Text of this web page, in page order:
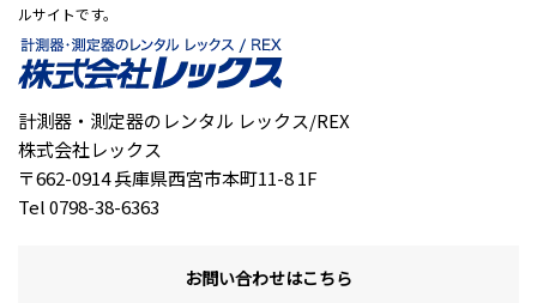
ルサイトです。
計測器・測定器のレンタル レックス/REX
株式会社レックス
〒662-0914 兵庫県西宮市本町11-8 1F
Tel 0798-38-6363
お問い合わせはこちら